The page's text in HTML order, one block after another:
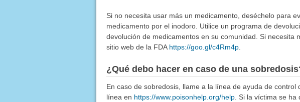
Si no necesita usar más un medicamento, deséchelo para
medicamento por el inodoro. Utilice un programa de
devolución de medicamentos en su comunidad. Si
sitio web de la FDA https://goo.gl/c4Rm4p.
¿Qué debo hacer en caso de una
En caso de sobredosis, llame a la línea de ayuda de
línea en https://www.poisonhelp.org/help. Si la víctima se ha